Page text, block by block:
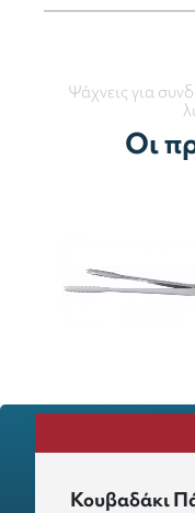
Ψάχνεις για
Οι
Κουβαδάκι